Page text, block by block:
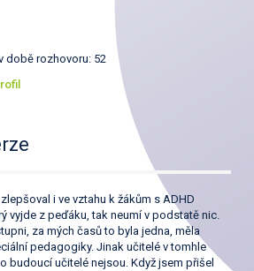
době rozhovoru: 52
i ve vztahu k žákům s ADHD
vyjde z peďáku, tak neumí v podstatě nic.
za mých časů to byla jedna, měla
pedagogiky. Jinak učitelé v tomhle
budoucí učitelé nejsou. Když jsem přišel